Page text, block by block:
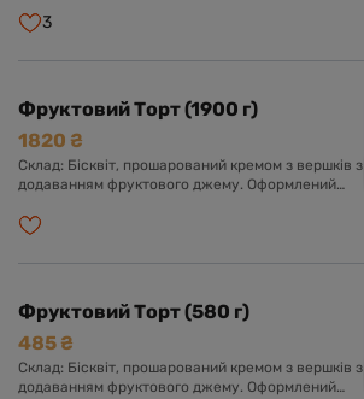
желе.
3
Фруктовий Торт (1900 г)
1820 ₴
Склад: Бісквіт, прошарований кремом з вершків з
додаванням фруктового джему. Оформлений
прозорому желе.
Фруктовий Торт (580 г)
485 ₴
Склад: Бісквіт, прошарований кремом з вершків з
додаванням фруктового джему. Оформлений